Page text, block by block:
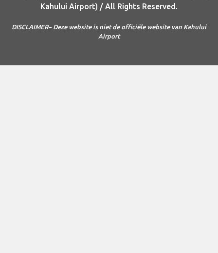
Kahului Airport) / All Rights Reserved.
DISCLAIMER– Deze website is niet de officiële website van Kahului
Airport